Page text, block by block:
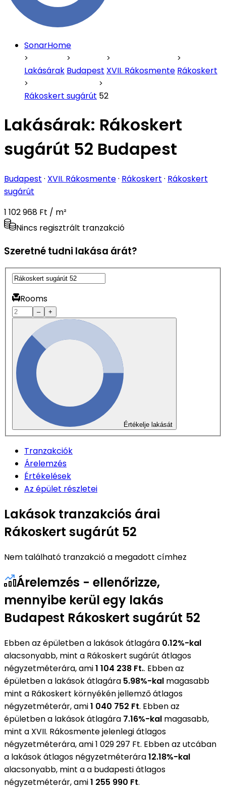
SonarHome
Lakásárak Budapest XVII. Rákosmente Rákoskert
Rákoskert sugárút 52
Lakásárak: Rákoskert
sugárút 52 Budapest
Budapest · XVII. Rákosmente· Rákoskert · Rákoskert
sugárút
1 102 968 Ft / m²
Nincs regisztrált tranzakció
Szeretné tudni lakása árát?
Rooms
– +
Értékelje lakását
Tranzakciók
Árelemzés
Értékelések
Az épület részletei
Lakások tranzakciós árai
Rákoskert sugárút 52
Nem található tranzakció a megadott címhez
Árelemzés - ellenőrizze,
mennyibe kerül egy lakás
Budapest Rákoskert sugárút 52
Ebben az épületben a lakások átlagára 0.12%-kal
alacsonyabb, mint a Rákoskert sugárút átlagos
négyzetméterára, ami1 104 238 Ft.. Ebben az
épületben a lakások átlagára 5.98%-kal magasabb
mint a Rákoskert környékén jellemző átlagos
négyzetméterár, ami1 040 752 Ft. Ebben az
épületben a lakások átlagára 7.16%-kal magasabb,
mint a XVII. Rákosmente jelenlegi átlagos
négyzetméterára, ami 1 029 297 Ft. Ebben az utcában
a lakások átlagos négyzetméterára12.18%-kal
alacsonyabb, mint a a budapesti átlagos
négyzetméterár, ami1 255 990 Ft.